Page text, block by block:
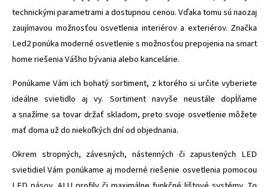
technickými parametrami a dostupnou cenou. Vďaka tomu sú naozaj
zaujímavou možnosťou osvetlenia interiérov a exteriérov. Značka
Led2 ponúka moderné osvetlenie s možnosťou prepojenia na smart
home riešenia Vášho bývania alebo kancelárie.
Ponúkame Vám ich bohatý sortiment, z ktorého si určite vyberiete
ideálne svietidlo aj vy. Sortiment navyše neustále dopĺňame
a snažíme sa tovar držať skladom, preto svoje osvetlenie môžete
mať doma už do niekoľkých dní od objednania.
Okrem stropných, závesných, nástenných či zapustených LED
svietidiel Vám ponúkame aj moderné riešenie osvetlenia pomocou